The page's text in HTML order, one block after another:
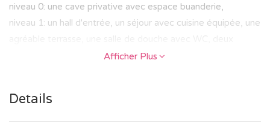
niveau 0: une cave privative avec espace buanderie,
niveau 1: un hall d'entrée, un séjour avec cuisine équipée, une
Un parlophone est également présent dans l'appartement.
Afficher Plus
Details